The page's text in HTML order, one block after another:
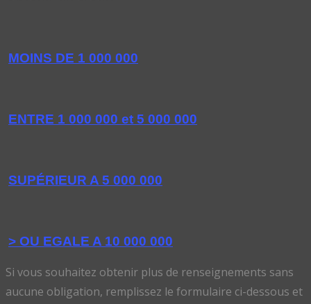
MOINS DE 1 000 000
ENTRE 1 000 000 et 5 000 000
SUPÉRIEUR A 5 000 000
> OU EGALE A 10 000 000
Si vous souhaitez obtenir plus de renseignements sans
aucune obligation, remplissez le formulaire ci-dessous et